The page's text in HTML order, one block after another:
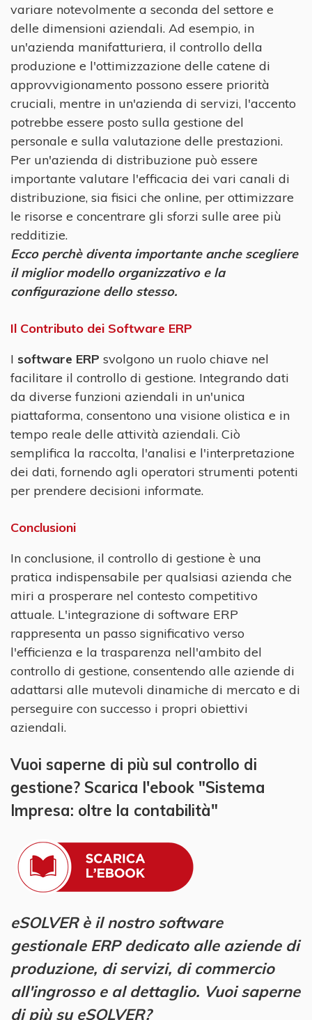
variare notevolmente a seconda del settore e
delle dimensioni aziendali. Ad esempio, in
un'azienda manifatturiera, il controllo della
produzione e l'ottimizzazione delle catene di
approvvigionamento possono essere priorità
cruciali, mentre in un'azienda di servizi, l'accento
potrebbe essere posto sulla gestione del
personale e sulla valutazione delle prestazioni.
Per un'azienda di distribuzione può essere
importante valutare l'efficacia dei vari canali di
distribuzione, sia fisici che online, per ottimizzare
le risorse e concentrare gli sforzi sulle aree più
redditizie.
Ecco perchè diventa importante anche scegliere
il miglior modello organizzativo e la
configurazione dello stesso.
Il Contributo dei Software ERP
I software ERP svolgono un ruolo chiave nel
facilitare il controllo di gestione. Integrando dati
da diverse funzioni aziendali in un'unica
piattaforma, consentono una visione olistica e in
tempo reale delle attività aziendali. Ciò
semplifica la raccolta, l'analisi e l'interpretazione
dei dati, fornendo agli operatori strumenti potenti
per prendere decisioni informate.
Conclusioni
In conclusione, il controllo di gestione è una
pratica indispensabile per qualsiasi azienda che
miri a prosperare nel contesto competitivo
attuale. L'integrazione di software ERP
rappresenta un passo significativo verso
l'efficienza e la trasparenza nell'ambito del
controllo di gestione, consentendo alle aziende di
adattarsi alle mutevoli dinamiche di mercato e di
perseguire con successo i propri obiettivi
aziendali.
Vuoi saperne di più sul controllo di
gestione? Scarica l'ebook "Sistema
Impresa: oltre la contabilità"
eSOLVER è il nostro software
gestionale ERP dedicato alle aziende di
produzione, di servizi, di commercio
all'ingrosso e al dettaglio. Vuoi saperne
di più su eSOLVER?